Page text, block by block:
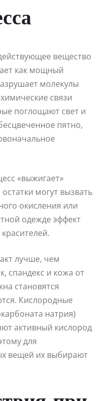
вещество
как мощный
молекулы
связи
поглощают свет и
пятно,
«выжигает»
могут вызвать
окисления или
одежде эффект
лучше, чем
спандекс и кожа от
становятся
Кислородные
натрия)
активный кислород
для
вещей их выбирают